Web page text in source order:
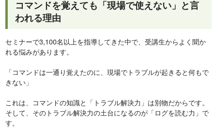
コマンドを覚えても「現場で使えない」と言
われる理由
セミナーで3,100名以上を指導してきた中で、受講生からよく聞か
れる悩みがあります。
「コマンドは一通り覚えたのに、現場でトラブルが起きると何もで
きない」
これは、コマンドの知識と「トラブル解決力」は別物だからです。
そして、そのトラブル解決力の土台になるのが「ログを読む力」で
す。